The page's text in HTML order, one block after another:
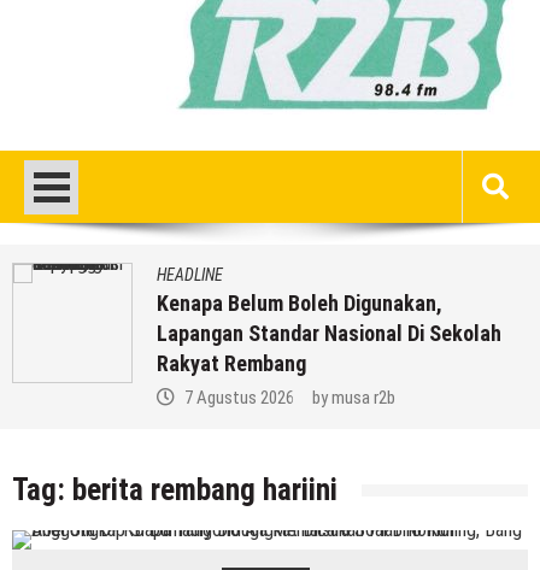
HEADLINE
Kenapa Belum Boleh Digunakan,
Lapangan Standar Nasional Di Sekolah
Rakyat Rembang
7 Agustus 2026 bymusa r2b
Tag: berita rembang hariini